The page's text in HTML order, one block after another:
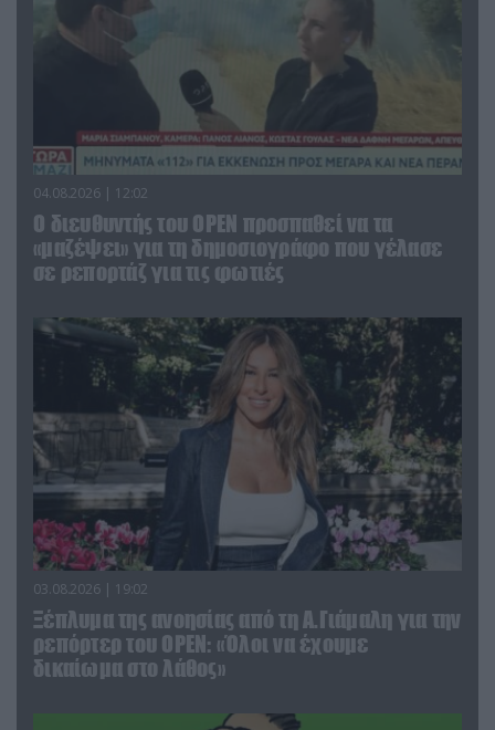
04.08.2026 | 12:02
O διευθυντής του OPEN προσπαθεί να τα
«μαζέψει» για τη δημοσιογράφο που γέλασε
σε ρεπορτάζ για τις φωτιές
03.08.2026 | 19:02
Ξέπλυμα της ανοησίας από τη Α.Γιάμαλη για την
ρεπόρτερ του ΟΡΕΝ: «Όλοι να έχουμε
δικαίωμα στο λάθος»